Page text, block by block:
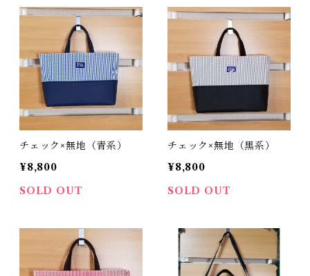
チェック×無地（青系）
¥8,800
SOLD OUT
チェック×無地（黒系）
¥8,800
SOLD OUT